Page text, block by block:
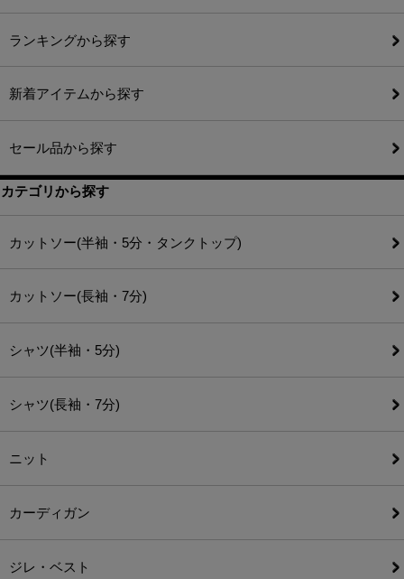
ランキングから探す
新着アイテムから探す
セール品から探す
カテゴリから探す
カットソー(半袖・5分・タンクトップ)
カットソー(長袖・7分)
シャツ(半袖・5分)
シャツ(長袖・7分)
ニット
カーディガン
ジレ・ベスト